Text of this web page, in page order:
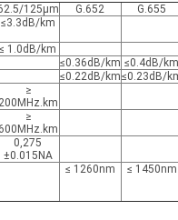
125µm G.652
G.655
≤3.3dB/km
≤ 1.0dB/km
≤0.36dB/km ≤0.4dB/
≤0.22dB/km≤0.23dB/
≥
200MHz.km
≥
600MHz.km
0,275
±0.015NA
≤ 1260nm ≤ 1450nm